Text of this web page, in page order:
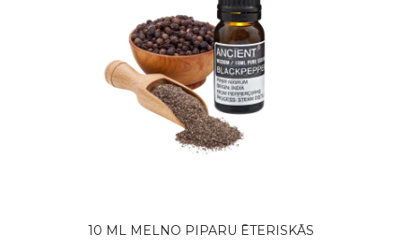
10 ML MELNO PIPARU ĒTERISKĀS